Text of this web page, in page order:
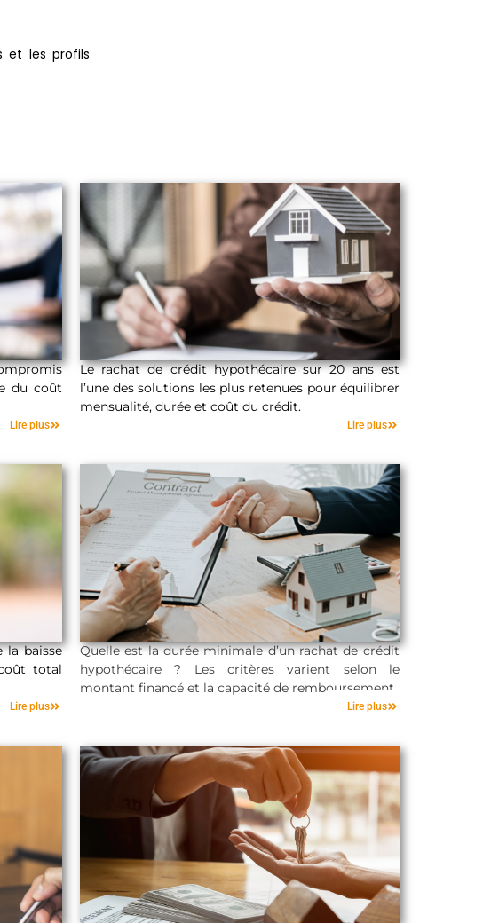
et les profils
du coût
Lire plus 20 ans
Le rachat de crédit hypothécaire sur 20 ans est
l’une des solutions les plus retenues pour équilibrer
mensualité, durée et coût du crédit.
Lire plus
la baisse
total
Lire plus Durée minimale
Quelle est la durée minimale d’un rachat de crédit
hypothécaire ? Les critères varient selon le
montant financé et la capacité de remboursement.
Lire plus